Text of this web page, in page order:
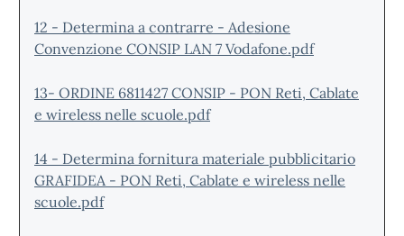
12 - Determina a contrarre - Adesione
Convenzione CONSIP LAN 7 Vodafone.pdf
13- ORDINE 6811427 CONSIP - PON Reti, Cablate
e wireless nelle scuole.pdf
14 - Determina fornitura materiale pubblicitario
GRAFIDEA - PON Reti, Cablate e wireless nelle
scuole.pdf